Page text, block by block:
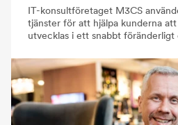
IT-konsultföretaget M3CS
tjänster för att hjälpa kunderna att
utvecklas i ett snabbt föränderligt